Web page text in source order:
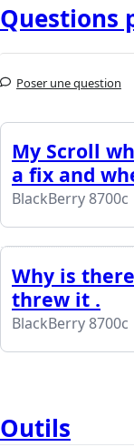
Questions
Poser une question
My Scroll
a fix and
BlackBerry 8700c
Why is
threw it .
BlackBerry 8700c
Outils